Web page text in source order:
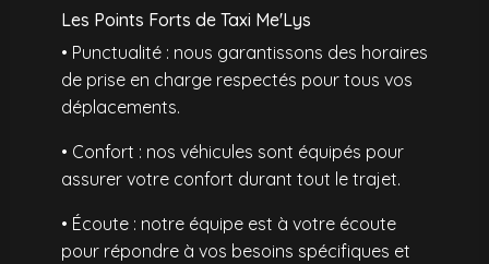
Les Points Forts de Taxi Me'Lys
• Punctualité : nous garantissons des horaires
de prise en charge respectés pour tous vos
déplacements.
• Confort : nos véhicules sont équipés pour
assurer votre confort durant tout le trajet.
• Écoute : notre équipe est à votre écoute
pour répondre à vos besoins spécifiques et